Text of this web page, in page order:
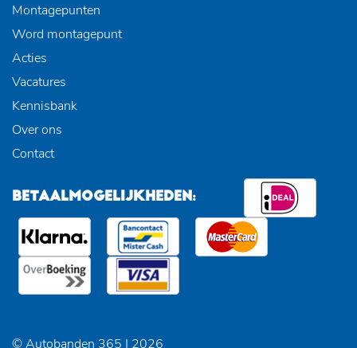
Montagepunten
Word montagepunt
Acties
Vacatures
Kennisbank
Over ons
Contact
BETAALMOGELIJKHEDEN:
© Autobanden 365 | 2026